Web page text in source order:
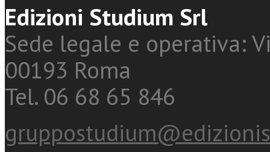
Edizioni Studium Srl
Sede legale e operativa:
00193 Roma
Tel. 06 68 65 846